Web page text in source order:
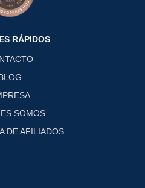
RÁPIDOS
SOMOS
DE AFILIADOS